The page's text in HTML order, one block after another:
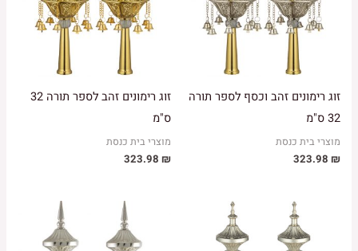
זוג רימונים זהב וכסף לספר תורה
32 ס"מ
מוצרי בית כנסת
323.98 ₪
זוג רימונים זהב לספר תורה 32
ס"מ
מוצרי בית כנסת
323.98 ₪